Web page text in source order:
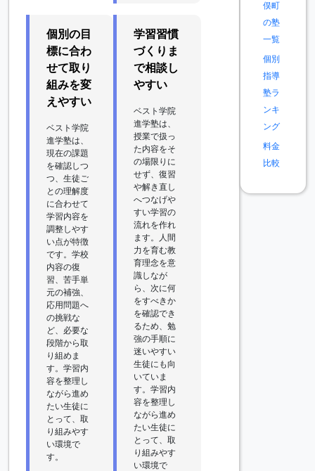
個別の目
標に合わ
せて取り
組みを変
えやすい
ベスト学院
進学塾は、
現在の課題
を確認しつ
つ、生徒ご
との理解度
に合わせて
学習内容を
調整しやす
い点が特徴
です。学校
内容の復
習、苦手単
元の補強、
応用問題へ
の挑戦な
ど、必要な
段階から取
り組めま
す。学習内
容を整理し
ながら進め
たい生徒に
とって、取
り組みやす
い環境で
す。
学習習慣
づくりま
で相談し
やすい
ベスト学院
進学塾は、
授業で扱っ
た内容をそ
の場限りに
せず、復習
や解き直し
へつなげや
すい学習の
流れを作れ
ます。人間
力を育む教
育理念を意
識しなが
ら、次に何
をすべきか
を確認でき
るため、勉
強の手順に
迷いやすい
生徒にも向
いていま
す。学習内
容を整理し
ながら進め
たい生徒に
とって、取
り組みやす
い環境で
俣町
の塾
一覧
個別
指導
塾ラ
ンキ
ング
料金
比較